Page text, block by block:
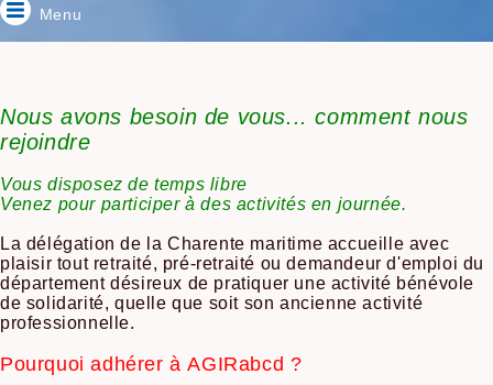
Menu
Nous avons besoin de vous... comment nous
rejoindre
Vous disposez de temps libre
Venez pour participer à des activités en journée.
La délégation de la Charente maritime accueille avec
plaisir tout retraité, pré-retraité ou demandeur d'emploi du
département désireux de pratiquer une activité bénévole
de solidarité, quelle que soit son ancienne activité
professionnelle.
Pourquoi adhérer à AGIRabcd ?